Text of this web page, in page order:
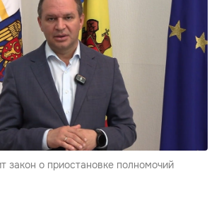
закон о приостановке полномочий